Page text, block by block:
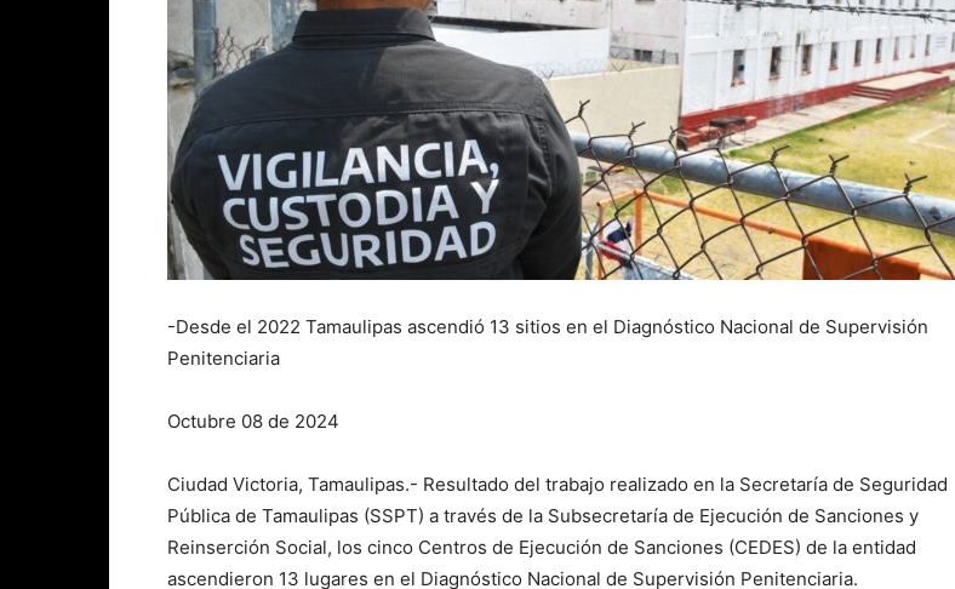
-Desde el 2022 Tamaulipas ascendió 13 sitios en el Diagnóstico Nacional de Supervisión
Penitenciaria
Octubre 08 de 2024
Ciudad Victoria, Tamaulipas.- Resultado del trabajo realizado en la Secretaría de Seguridad
Pública de Tamaulipas (SSPT) a través de la Subsecretaría de Ejecución de Sanciones y
Reinserción Social, los cinco Centros de Ejecución de Sanciones (CEDES) de la entidad
ascendieron 13 lugares en el Diagnóstico Nacional de Supervisión Penitenciaria.